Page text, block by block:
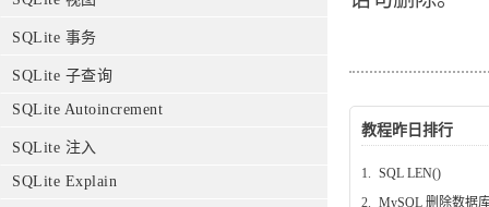
SQLite 事务
SQLite 子查询
SQLite Autoincrement
SQLite 注入
SQLite Explain
教程昨日排行
1.
SQL LEN()
2.
MySQL 删除数据